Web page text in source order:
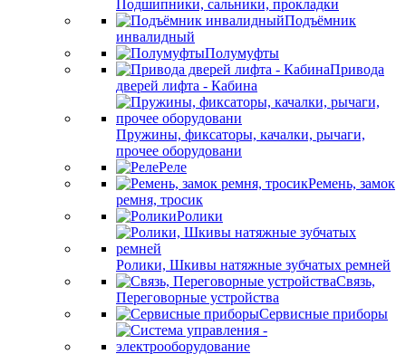
Подшипники, сальники, прокладки
Подъёмник
инвалидный
Полумуфты
Привода
дверей лифта - Кабина
Пружины, фиксаторы, качалки, рычаги,
прочее оборудовани
Реле
Ремень, замок
ремня, тросик
Ролики
Ролики, Шкивы натяжные зубчатых ремней
Связь,
Переговорные устройства
Сервисные приборы